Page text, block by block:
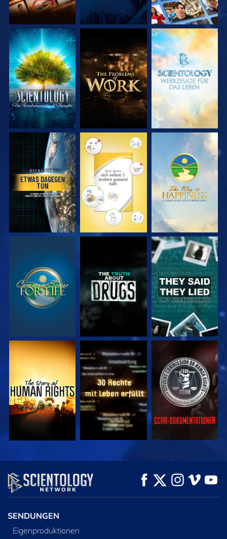
SERIE
ENTDECKEN
SERIE
ENTDECKEN
SERIE
ENTDECKEN
ANSEHEN ANSEHEN ANSEHEN
ANSEHEN ANSEHEN ANSEHEN
ANSEHEN ANSEHEN ANSEHEN
ANSEHEN
SERIE
ENTDECKEN
SENDUNGEN
Eigenproduktionen